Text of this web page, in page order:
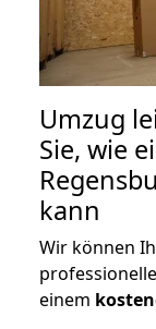
Umzug
Sie, wie
kann
Wir können
einem